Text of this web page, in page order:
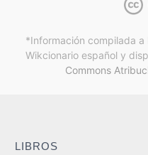
*Información compilada
Wikcionario español y
Commons
LIBROS